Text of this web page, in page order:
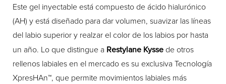
Este gel inyectable está compuesto de ácido hialurónico
(AH) y está diseñado para dar volumen, suavizar las líneas
del labio superior y realzar el color de los labios por hasta
un año. Lo que distingue a Restylane Kysse de otros
rellenos labiales en el mercado es su exclusiva Tecnología
XpresHAn™, que permite movimientos labiales más